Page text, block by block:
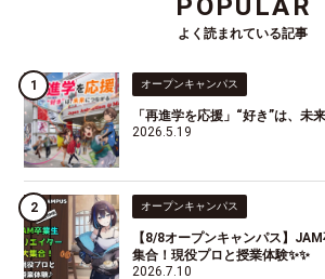
POPULAR
よく読まれている記事
オープンキャンパス
「再進学を応援」“好き”は、未
2026.5.19
オープンキャンパス
【8/8オープンキャンパス】
集合！現役プロと授業体験✨✨
2026.7.10